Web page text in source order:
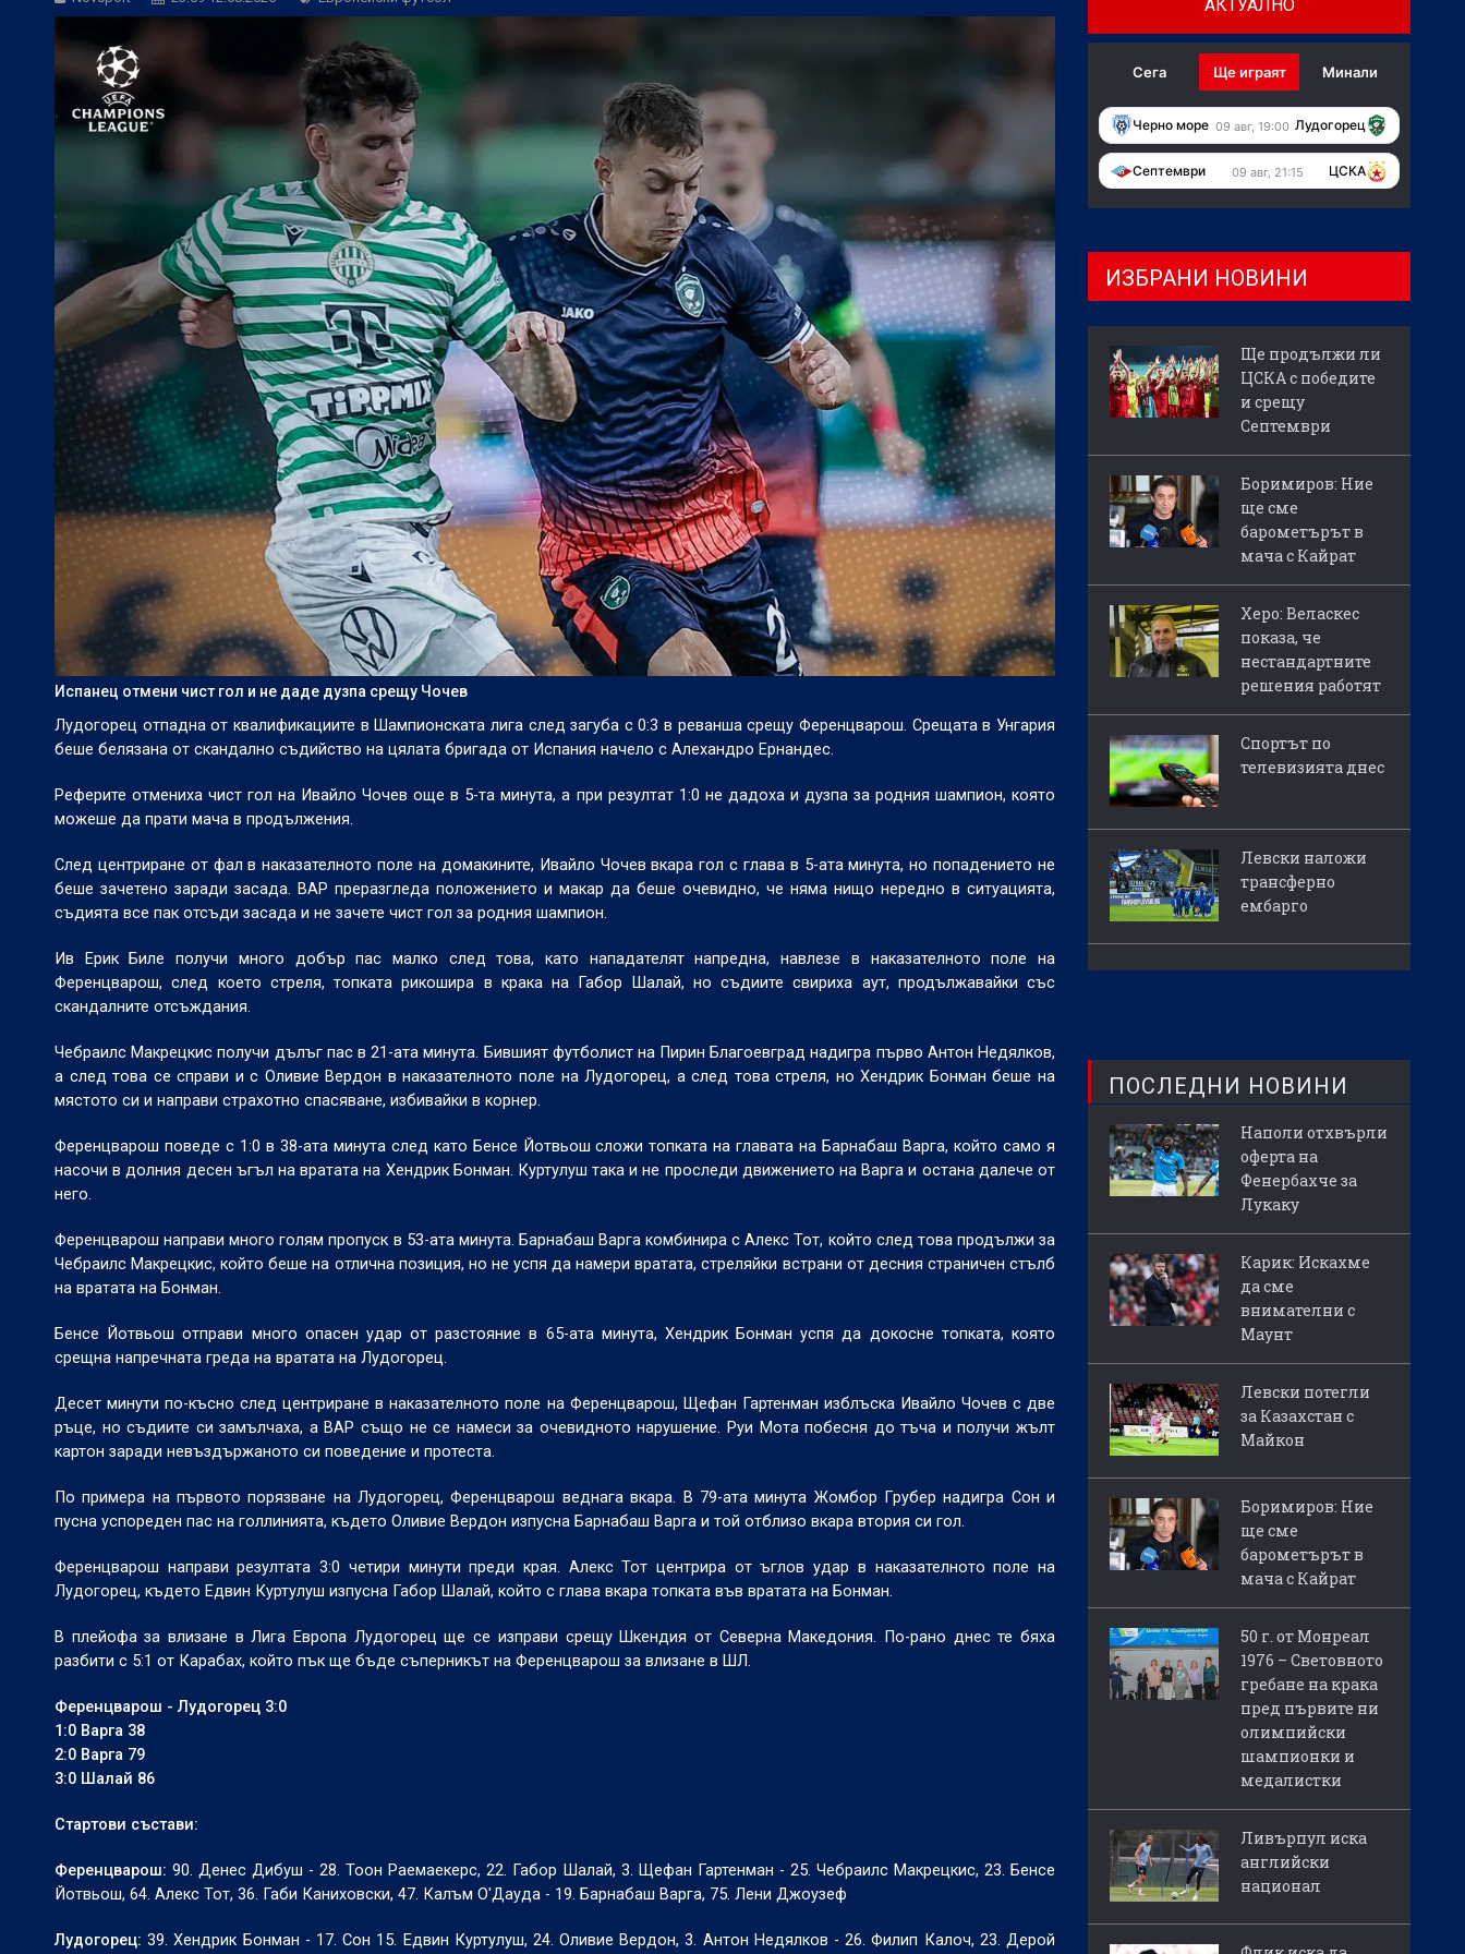
БГ Футбол:Боримиров: Ние ще сме барометърът в мача с Кайрат
Херо: Веласкес показа, че нестандартните решения работят
Испанец отмени чист гол и не даде дузпа срещу Чочев
Лудогорец отпадна от квалификациите в Шампионската лига след загуба с 0:3 в реванша срещу Ференцварош. Срещата в Унгария
беше белязана от скандално съдийство на цялата бригада от Испания начело с Алехандро Ернандес.
Реферите отмениха чист гол на Ивайло Чочев още в 5-та минута, а при резултат 1:0 не дадоха и дузпа за родния шампион, която
можеше да прати мача в продължения.
След центриране от фал в наказателното поле на домакините, Ивайло Чочев вкара гол с глава в 5-ата минута, но попадението не
беше зачетено заради засада. ВАР преразгледа положението и макар да беше очевидно, че няма нищо нередно в ситуацията,
съдията все пак отсъди засада и не зачете чист гол за родния шампион.
Ив Ерик Биле получи много добър пас малко след това, като нападателят напредна, навлезе в наказателното поле на
Ференцварош, след което стреля, топката рикошира в крака на Габор Шалай, но съдиите свириха аут, продължавайки със
скандалните отсъждания.
Чебраилс Макрецкис получи дълъг пас в 21-ата минута. Бившият футболист на Пирин Благоевград надигра първо Антон Недялков,
а след това се справи и с Оливие Вердон в наказателното поле на Лудогорец, а след това стреля, но Хендрик Бонман беше на
мястото си и направи страхотно спасяване, избивайки в корнер.
Ференцварош поведе с 1:0 в 38-ата минута след като Бенсе Йотвьош сложи топката на главата на Барнабаш Варга, който само я
насочи в долния десен ъгъл на вратата на Хендрик Бонман. Куртулуш така и не проследи движението на Варга и остана далече от
него.
Ференцварош направи много голям пропуск в 53-ата минута. Барнабаш Варга комбинира с Алекс Тот, който след това продължи за
Чебраилс Макрецкис, който беше на отлична позиция, но не успя да намери вратата, стреляйки встрани от десния страничен стълб
на вратата на Бонман.
Бенсе Йотвьош отправи много опасен удар от разстояние в 65-ата минута, Хендрик Бонман успя да докосне топката, която
срещна напречната греда на вратата на Лудогорец.
Десет минути по-късно след центриране в наказателното поле на Ференцварош, Щефан Гартенман изблъска Ивайло Чочев с две
ръце, но съдиите си замълчаха, а ВАР също не се намеси за очевидното нарушение. Руи Мота побесня до тъча и получи жълт
картон заради невъздържаното си поведение и протеста.
По примера на първото порязване на Лудогорец, Ференцварош веднага вкара. В 79-ата минута Жомбор Грубер надигра Сон и
пусна успореден пас на голлинията, където Оливие Вердон изпусна Барнабаш Варга и той отблизо вкара втория си гол.
Ференцварош направи резултата 3:0 четири минути преди края. Алекс Тот центрира от ъглов удар в наказателното поле на
Лудогорец, където Едвин Куртулуш изпусна Габор Шалай, който с глава вкара топката във вратата на Бонман.
В плейофа за влизане в Лига Европа Лудогорец ще се изправи срещу Шкендия от Северна Македония. По-рано днес те бяха
разбити с 5:1 от Карабах, който пък ще бъде съперникът на Ференцварош за влизане в ШЛ.
Ференцварош - Лудогорец 3:0
1:0 Варга 38
2:0 Варга 79
3:0 Шалай 86
Стартови състави:
Ференцварош: 90. Денес Дибуш - 28. Тоон Раемаекерс, 22. Габор Шалай, 3. Щефан Гартенман - 25. Чебраилс Макрецкис, 23. Бенсе
Йотвьош, 64. Алекс Тот, 36. Габи Каниховски, 47. Калъм О'Дауда - 19. Барнабаш Варга, 75. Лени Джоузеф
Лудогорец: 39. Хендрик Бонман - 17. Сон 15. Едвин Куртулуш, 24. Оливие Вердон, 3. Антон Недялков - 26. Филип Калоч, 23. Дерой
АКТУАЛНО
Сега Ще играят Минали
Черно море 09 авг, 19:00 Лудогорец
Септември 09 авг, 21:15 ЦСКА
ИЗБРАНИ НОВИНИ
Ще продължи ли
ЦСКА с победите
и срещу
Септември
Боримиров: Ние
ще сме
барометърът в
мача с Кайрат
Херо: Веласкес
показа, че
нестандартните
решения работят
Спортът по
телевизията днес
Левски наложи
трансферно
ембарго
ПОСЛЕДНИ НОВИНИ
Наполи отхвърли
оферта на
Фенербахче за
Лукаку
Карик: Искахме
да сме
внимателни с
Маунт
Левски потегли
за Казахстан с
Майкон
Боримиров: Ние
ще сме
барометърът в
мача с Кайрат
50 г. от Монреал
1976 – Световното
гребане на крака
пред първите ни
олимпийски
шампионки и
медалистки
Ливърпул иска
английски
национал